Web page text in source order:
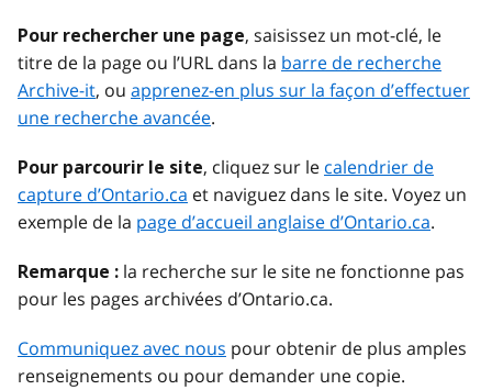
Pour rechercher une page, saisissez un mot-clé, le
titre de la page ou l’URL dans la barre de recherche
Archive-it, ou apprenez-en plus sur la façon d’effectuer
une recherche avancée.
Pour parcourir le site, cliquez sur le calendrier de
capture d’Ontario.ca et naviguez dans le site. Voyez un
exemple de la page d’accueil anglaise d’Ontario.ca.
Remarque : la recherche sur le site ne fonctionne pas
pour les pages archivées d’Ontario.ca.
Communiquez avec nous pour obtenir de plus amples
renseignements ou pour demander une copie.